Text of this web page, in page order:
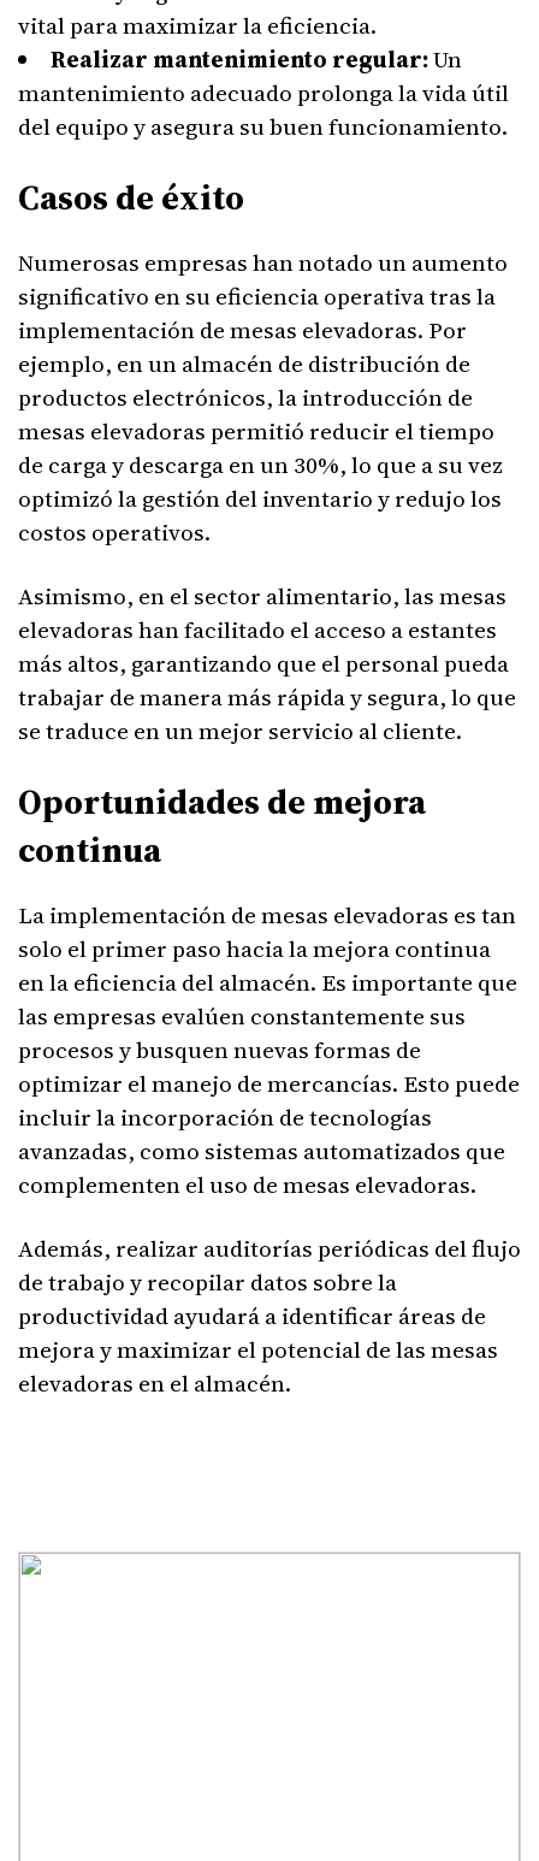
vital para maximizar la eficiencia.
Realizar mantenimiento regular:Un
mantenimiento adecuado prolonga la vida útil
del equipo y asegura su buen funcionamiento.
Casos de éxito
Numerosas empresas han notado un aumento
significativo en su eficiencia operativa tras la
implementación de mesas elevadoras. Por
ejemplo, en un almacén de distribución de
productos electrónicos, la introducción de
mesas elevadoras permitió reducir el tiempo
de carga y descarga en un 30%, lo que a su vez
optimizó la gestión del inventario y redujo los
costos operativos.
Asimismo, en el sector alimentario, las mesas
elevadoras han facilitado el acceso a estantes
más altos, garantizando que el personal pueda
trabajar de manera más rápida y segura, lo que
se traduce en un mejor servicio al cliente.
Oportunidades de mejora
continua
La implementación de mesas elevadoras es tan
solo el primer paso hacia la mejora continua
en la eficiencia del almacén. Es importante que
las empresas evalúen constantemente sus
procesos y busquen nuevas formas de
optimizar el manejo de mercancías. Esto puede
incluir la incorporación de tecnologías
avanzadas, como sistemas automatizados que
complementen el uso de mesas elevadoras.
Además, realizar auditorías periódicas del flujo
de trabajo y recopilar datos sobre la
productividad ayudará a identificar áreas de
mejora y maximizar el potencial de las mesas
elevadoras en el almacén.